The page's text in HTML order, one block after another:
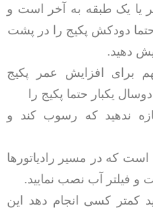
یا یک طبقه به آخر است و
دودکش پکیج را در پشت
دهید.
برای افزایش عمر پکیج
یکبار حتما پکیج را
ندهید که رسوب کند و
که در مسیر رادیاتورها
و فیلتر آب نصب نمایید.
کمتر کسی انجام دهد این